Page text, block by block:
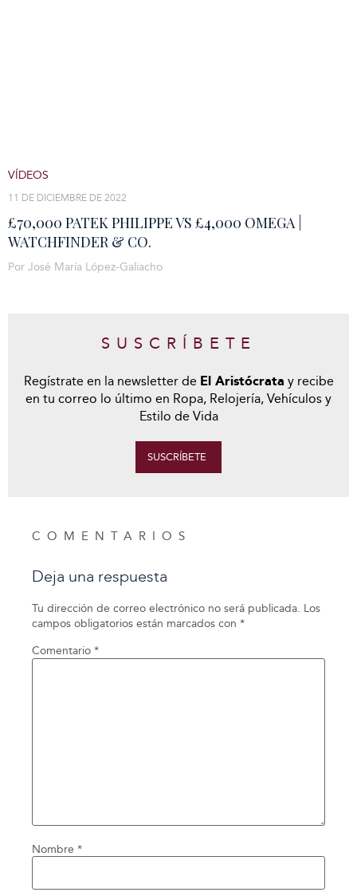
£70,000 PATEK PHILIPPE VS £4,000 OMEGA |
WATCHFINDER & CO.
11 DE DICIEMBRE DE 2022
VÍDEOS
Por José María López-Galiacho
SUSCRÍBETE
Regístrate en la newsletter de El Aristócrata y recibe
en tu correo lo último en Ropa, Relojería, Vehículos y
Estilo de Vida
SUSCRÍBETE
COMENTARIOS
Deja una respuesta
Tu dirección de correo electrónico no será publicada. Los
campos obligatorios están marcados con *
Comentario *
Nombre *